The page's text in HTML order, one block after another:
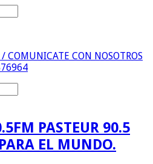
COMUNICATE CON NOSOTROS
FM PASTEUR 90.5
EL MUNDO.